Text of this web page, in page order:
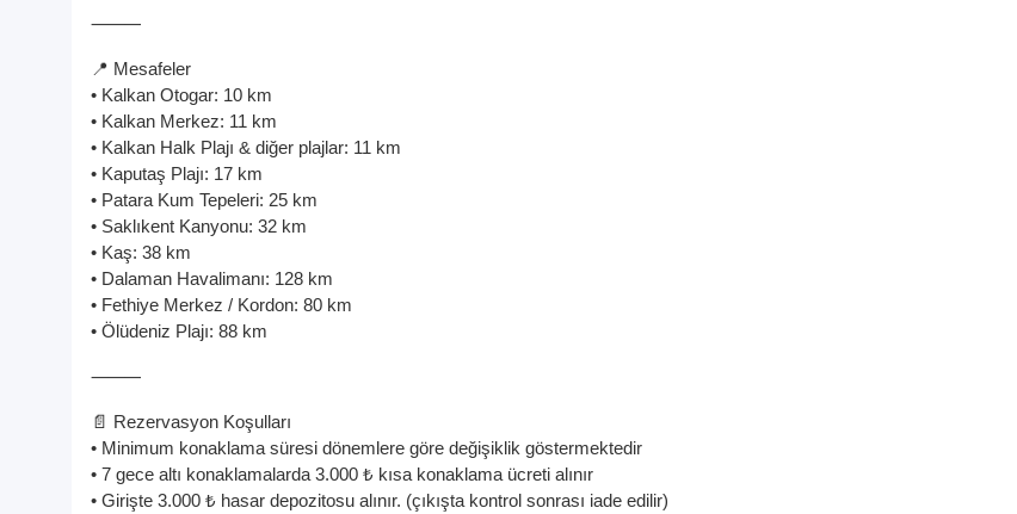
⸻
📍 Mesafeler
• Kalkan Otogar: 10 km
• Kalkan Merkez: 11 km
• Kalkan Halk Plajı & diğer plajlar: 11 km
• Kaputaş Plajı: 17 km
• Patara Kum Tepeleri: 25 km
• Saklıkent Kanyonu: 32 km
• Kaş: 38 km
• Dalaman Havalimanı: 128 km
• Fethiye Merkez / Kordon: 80 km
• Ölüdeniz Plajı: 88 km
⸻
📄 Rezervasyon Koşulları
• Minimum konaklama süresi dönemlere göre değişiklik göstermektedir
• 7 gece altı konaklamalarda 3.000 ₺ kısa konaklama ücreti alınır
• Girişte 3.000 ₺ hasar depozitosu alınır. (çıkışta kontrol sonrası iade edilir)